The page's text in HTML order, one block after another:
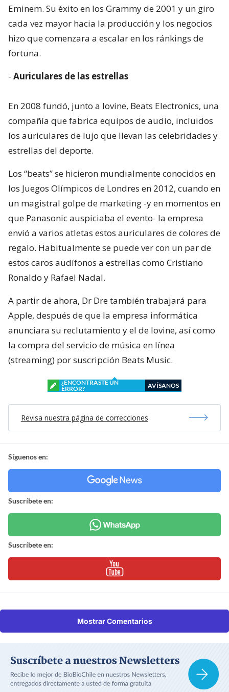
Eminem. Su éxito en los Grammy de 2001 y un giro
cada vez mayor hacia la producción y los negocios
hizo que comenzara a escalar en los ránkings de
fortuna.
- Auriculares de las estrellas
En 2008 fundó, junto a Iovine, Beats Electronics, una
compañía que fabrica equipos de audio, incluidos
los auriculares de lujo que llevan las celebridades y
estrellas del deporte.
Los “beats” se hicieron mundialmente conocidos en
los Juegos Olímpicos de Londres en 2012, cuando en
un magistral golpe de marketing -y en momentos en
que Panasonic auspiciaba el evento- la empresa
envió a varios atletas estos auriculares de colores de
regalo. Habitualmente se puede ver con un par de
estos caros audífonos a estrellas como Cristiano
Ronaldo y Rafael Nadal.
A partir de ahora, Dr Dre también trabajará para
Apple, después de que la empresa informática
anunciara su reclutamiento y el de Iovine, así como
la compra del servicio de música en línea
(streaming) por suscripción Beats Music.
¿ENCONTRASTE UN
ERROR?
AVÍSANOS
Revisa nuestra página de correcciones
Síguenos en:
Suscríbete en:
Suscríbete en:
Mostrar Comentarios